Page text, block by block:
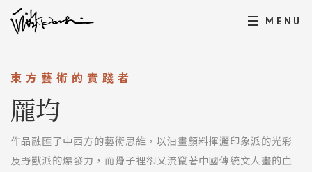
MENU
東方藝術的實踐者
龎均
作品融匯了中西方的藝術思維，以油畫顏料揮灑印象派的光彩
及野獸派的爆發力，而骨子裡卻又流竄著中國傳統文人畫的血